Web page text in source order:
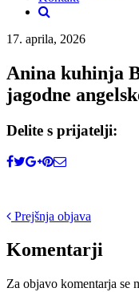
17. aprila, 2026
Anina kuhinja
jagodne
Delite s prijatelji:
Post
navigation
Prejšnja objava
Komentarji
Za objavo komentarja se